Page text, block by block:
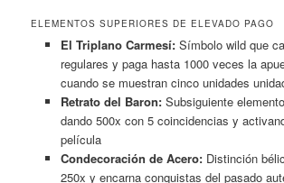
ELEMENTOS SUPERIORES DE ELEVADO PAGO
El Triplano Carmesí:Símbolo wild que
regulares y paga hasta 1000 veces la
cuando se muestran cinco unidades
Retrato del Baron:Subsiguiente
dando 500x con 5 coincidencias y
película
Condecoración de Acero:Distinción
250x y encarna conquistas del pasado